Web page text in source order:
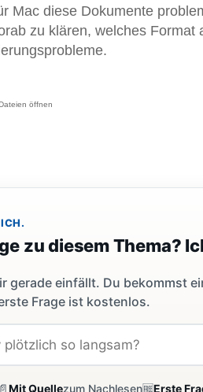
Mac diese Dokumente
zu klären, welches Format
öffnen
zu diesem Thema?
gerade einfällt. Du bekommst
Frage ist kostenlos.
📄Mit Quellezum Nachlesen🆓Erste